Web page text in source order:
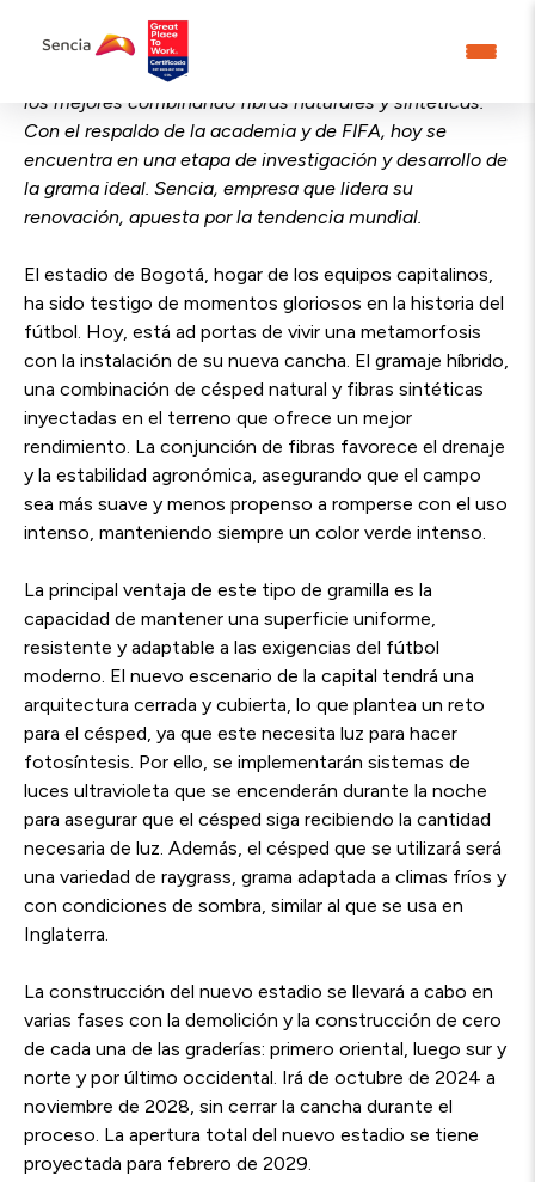
El césped del estadio de Bogotá estará a la altura de
los mejores combinando fibras naturales y sintéticas.
Con el respaldo de la academia y de FIFA, hoy se
encuentra en una etapa de investigación y desarrollo de
la grama ideal. Sencia, empresa que lidera su
renovación, apuesta por la tendencia mundial.
El estadio de Bogotá, hogar de los equipos capitalinos,
ha sido testigo de momentos gloriosos en la historia del
fútbol. Hoy, está ad portas de vivir una metamorfosis
con la instalación de su nueva cancha. El gramaje híbrido,
una combinación de césped natural y fibras sintéticas
inyectadas en el terreno que ofrece un mejor
rendimiento. La conjunción de fibras favorece el drenaje
y la estabilidad agronómica, asegurando que el campo
sea más suave y menos propenso a romperse con el uso
intenso, manteniendo siempre un color verde intenso.
La principal ventaja de este tipo de gramilla es la
capacidad de mantener una superficie uniforme,
resistente y adaptable a las exigencias del fútbol
moderno. El nuevo escenario de la capital tendrá una
arquitectura cerrada y cubierta, lo que plantea un reto
para el césped, ya que este necesita luz para hacer
fotosíntesis. Por ello, se implementarán sistemas de
luces ultravioleta que se encenderán durante la noche
para asegurar que el césped siga recibiendo la cantidad
necesaria de luz. Además, el césped que se utilizará será
una variedad de raygrass, grama adaptada a climas fríos y
con condiciones de sombra, similar al que se usa en
Inglaterra.
La construcción del nuevo estadio se llevará a cabo en
varias fases con la demolición y la construcción de cero
de cada una de las graderías: primero oriental, luego sur y
norte y por último occidental. Irá de octubre de 2024 a
noviembre de 2028, sin cerrar la cancha durante el
proceso. La apertura total del nuevo estadio se tiene
proyectada para febrero de 2029.